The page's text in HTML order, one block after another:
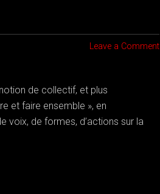
Leave a Comment
de collectif, et plus
et faire ensemble », en
voix, de formes, d’actions sur la